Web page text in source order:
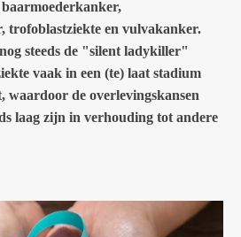
trofoblastziekte en vulvakanker.
steeds de "silent ladykiller"
vaak in een (te) laat stadium
waardoor de overlevingskansen
laag zijn in verhouding tot andere